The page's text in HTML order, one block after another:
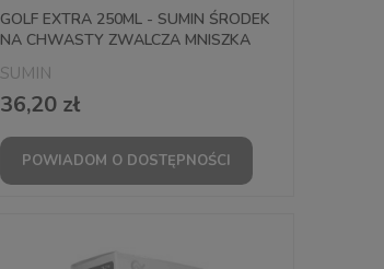
GOLF EXTRA 250ML - SUMIN ŚRODEK
NA CHWASTY ZWALCZA MNISZKA
SUMIN
36,20 zł
POWIADOM O DOSTĘPNOŚCI